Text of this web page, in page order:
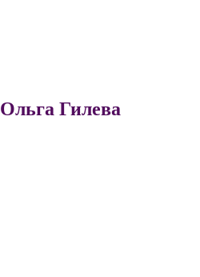
Ольга Гилева